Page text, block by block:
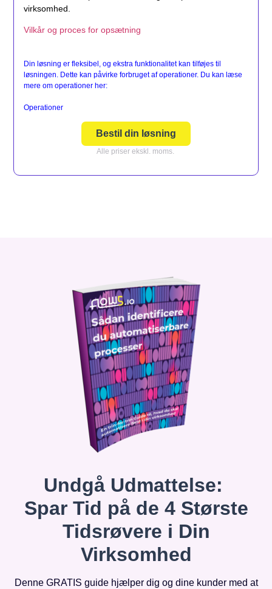
virksomhed.
Vilkår og proces for opsætning
Din løsning er fleksibel, og ekstra funktionalitet kan tilføjes til
løsningen. Dette kan påvirke forbruget af operationer. Du kan læse
mere om operationer her:
Operationer
Bestil din løsning
Alle priser ekskl. moms.
Undgå Udmattelse:
Spar Tid på de 4 Største
Tidsrøvere i Din
Virksomhed
Denne GRATIS guide hjælper dig og dine kunder med at